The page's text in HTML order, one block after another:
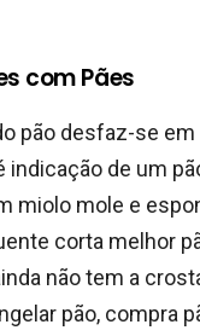
com Pães
pão desfaz-se
indicação de um
miolo mole e
corta melhor
não tem a
pão, compra